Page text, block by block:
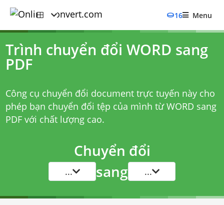
16 Menu
Trình chuyển đổi WORD sang
PDF
Công cụ chuyển đổi document trực tuyến này cho
phép bạn chuyển đổi tệp của mình từ WORD sang
PDF với chất lượng cao.
Chuyển đổi
... sang ...